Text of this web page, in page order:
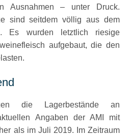
Ausnahmen – unter Druck.
sind seitdem völlig aus dem
Es wurden letztlich riesige
aufgebaut, die den
die Lagerbestände an
Angaben der AMI mit
als im Juli 2019. Im Zeitraum